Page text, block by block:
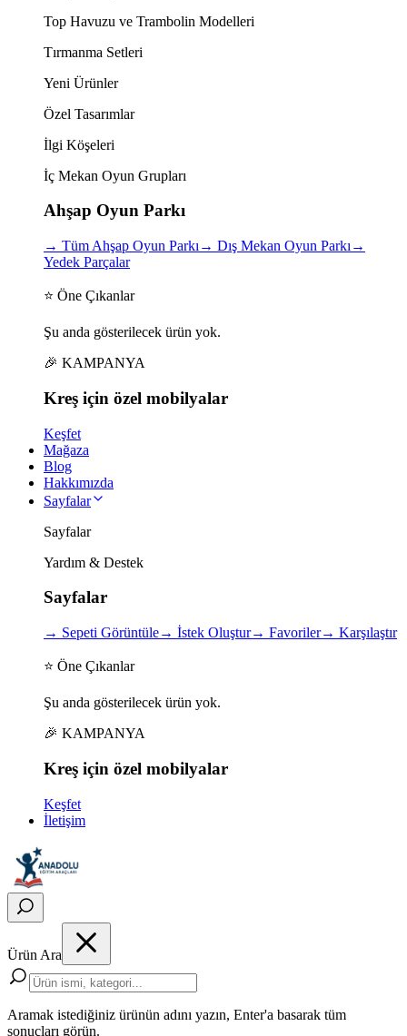
Top Havuzu ve Trambolin Modelleri
Tırmanma Setleri
Yeni Ürünler
Özel Tasarımlar
İlgi Köşeleri
İç Mekan Oyun Grupları
Ahşap Oyun Parkı
→ Tüm Ahşap Oyun Parkı → Dış Mekan Oyun Parkı →
Yedek Parçalar
⭐ Öne Çıkanlar
Şu anda gösterilecek ürün yok.
🎉 KAMPANYA
Kreş için özel mobilyalar
Keşfet
Mağaza
Blog
Hakkımızda
Sayfalar
Sayfalar
Yardım & Destek
Sayfalar
→ Sepeti Görüntüle→ İstek Oluştur→ Favoriler→ Karşılaştır
⭐ Öne Çıkanlar
Şu anda gösterilecek ürün yok.
🎉 KAMPANYA
Kreş için özel mobilyalar
Keşfet
İletişim
Ürün Ara
Aramak istediğiniz ürünün adını yazın, Enter'a basarak tüm
sonuçları görün.